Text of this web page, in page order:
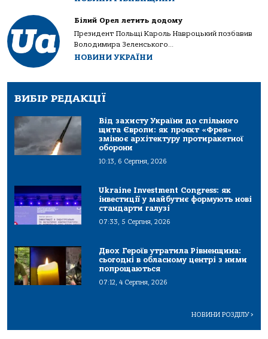
Білий Орел летить додому
Президент Польщі Кароль Навроцький позбавив
Володимира Зеленського...
НОВИНИ УКРАЇНИ
ВИБІР РЕДАКЦІЇ
Від захисту України до спільного
щита Європи: як проєкт «Фрея»
змінює архітектуру протиракетної
оборони
10:13, 6 Серпня, 2026
Ukraine Investment Congress: як
інвестиції у майбутнє формують нові
стандарти галузі
07:33, 5 Серпня, 2026
Двох Героїв утратила Рівненщина:
сьогодні в обласному центрі з ними
попрощаються
07:12, 4 Серпня, 2026
НОВИНИ РОЗДІЛУ>